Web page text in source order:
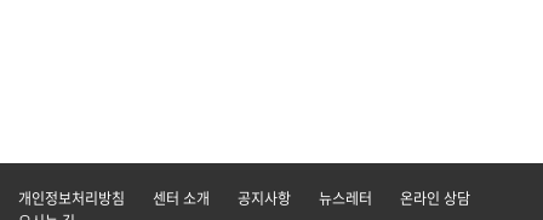
개인정보처리방침 센터 소개 공지사항 뉴스레터
온라인 상담